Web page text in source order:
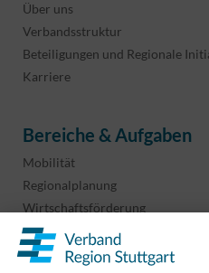
Über uns
Verbandsstruktur
Beteiligungen und Regionale
Karriere
Bereiche & Aufgaben
Mobilität
Regionalplanung
Wirtschaftsförderung
Sport und Kultur